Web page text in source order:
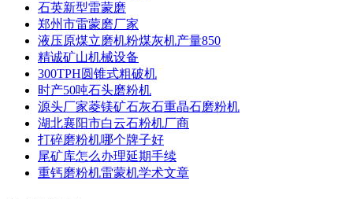
石英新型雷蒙磨
郑州市雷蒙磨厂家
液压原煤立磨机粉煤灰机产量850
精诚矿山机械设备
300TPH圆锥式粗破机
时产50吨石头磨粉机
源头厂家菱镁矿石灰石重晶石磨粉机
湖北襄阳市白云石粉机厂商
打碎磨粉机哪个牌子好
尾矿库怎么办理延期手续
重钙磨粉机雷蒙机学术文章